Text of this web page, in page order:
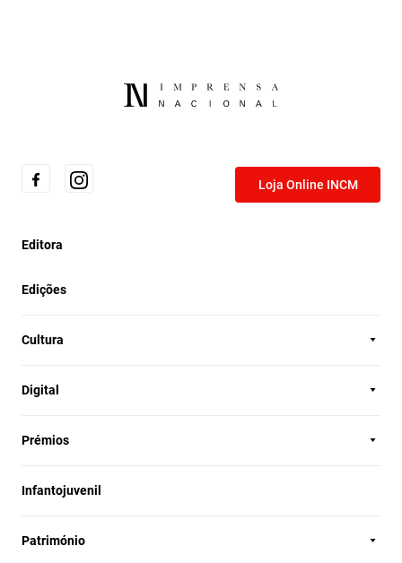
Loja Online INCM
Editora
Edições
Cultura
Digital
Prémios
Infantojuvenil
Património